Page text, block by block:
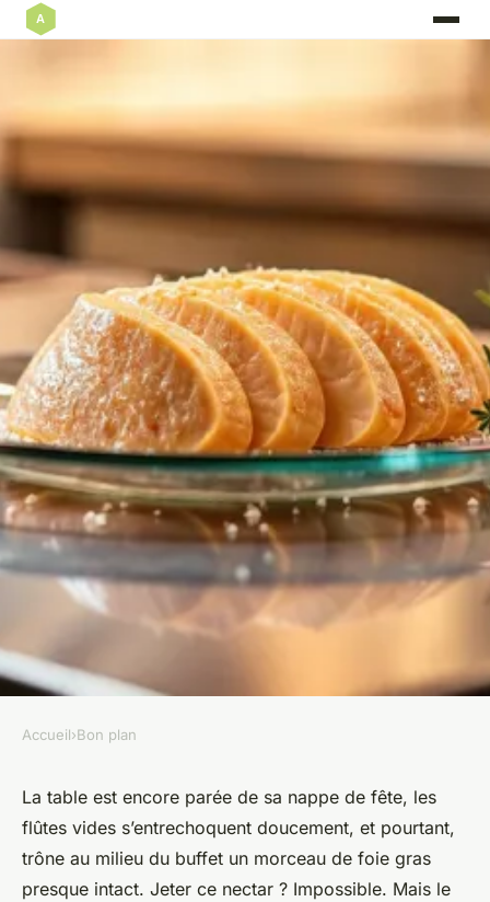
BON PLAN
Top conseils pour congeler du
foie gras avec succès
François-Xavier 16/06/2026 17:27 •11 min de lecture
Accueil›Bon plan
La table est encore parée de sa nappe de fête, les
flûtes vides s’entrechoquent doucement, et pourtant,
trône au milieu du buffet un morceau de foie gras
presque intact. Jeter ce nectar ? Impossible. Mais le